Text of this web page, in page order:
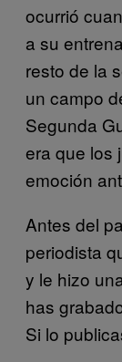
ocurrió
a su
resto de la
un campo
Segunda
era que los
emoción
Antes del
periodista
y le hizo
has
Si lo